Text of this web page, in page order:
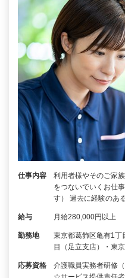
仕事内容
利用者様やそのご家
をつないでいくお仕
す） 過去に経験のあ
給与 月給280,000円以上
勤務地
東京都葛飾区亀有1丁
目（足立支店）・東
応募資格
介護職員実務者研修